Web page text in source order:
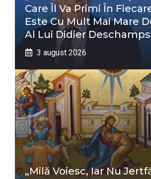
Care Îl Va Primi În
Este Cu Mult Mai Mare
Al Lui Didier Deschamps
3 august 2026
„Milă Voiesc, Iar Nu